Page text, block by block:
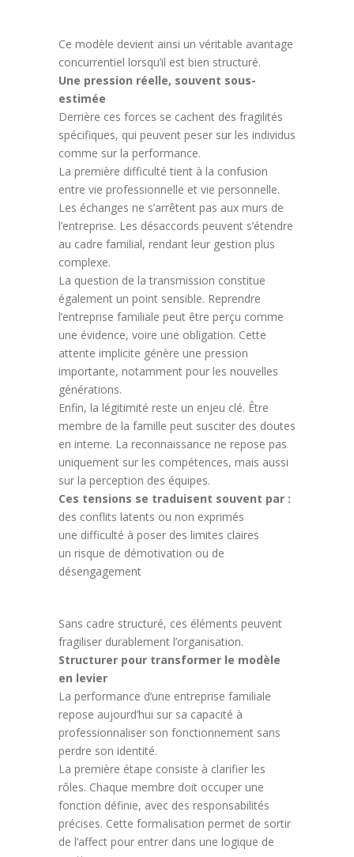
Ce modèle devient ainsi un véritable avantage
concurrentiel lorsqu’il est bien structuré.
Une pression réelle, souvent sous-
estimée
Derrière ces forces se cachent des fragilités
spécifiques, qui peuvent peser sur les individus
comme sur la performance.
La première difficulté tient à la confusion
entre vie professionnelle et vie personnelle.
Les échanges ne s’arrêtent pas aux murs de
l’entreprise. Les désaccords peuvent s’étendre
au cadre familial, rendant leur gestion plus
complexe.
La question de la transmission constitue
également un point sensible. Reprendre
l’entreprise familiale peut être perçu comme
une évidence, voire une obligation. Cette
attente implicite génère une pression
importante, notamment pour les nouvelles
générations.
Enfin, la légitimité reste un enjeu clé. Être
membre de la famille peut susciter des doutes
en interne. La reconnaissance ne repose pas
uniquement sur les compétences, mais aussi
sur la perception des équipes.
Ces tensions se traduisent souvent par :
des conflits latents ou non exprimés
une difficulté à poser des limites claires
un risque de démotivation ou de
désengagement
Sans cadre structuré, ces éléments peuvent
fragiliser durablement l’organisation.
Structurer pour transformer le modèle
en levier
La performance d’une entreprise familiale
repose aujourd’hui sur sa capacité à
professionnaliser son fonctionnement sans
perdre son identité.
La première étape consiste à clarifier les
rôles. Chaque membre doit occuper une
fonction définie, avec des responsabilités
précises. Cette formalisation permet de sortir
de l’affect pour entrer dans une logique de